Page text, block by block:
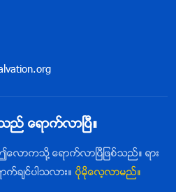
ည္ ေရာက္လာၿပီ။
ာကသို႔ ေရာက္လာၿပီျဖစ္သည္။ ရား
က္ခ်င္ပါသလား။ ပိုမိုေလ့လာမည္။